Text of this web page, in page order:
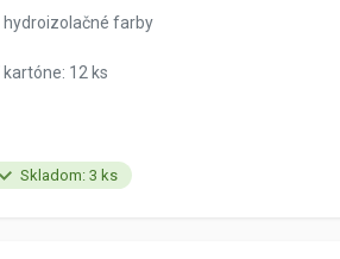
Skladom: 3 ks
hydroizolačné farby
kartóne: 12 ks